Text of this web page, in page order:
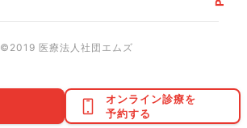
オンライン診療を
予約する
©︎2019 医療法人社団エムズ